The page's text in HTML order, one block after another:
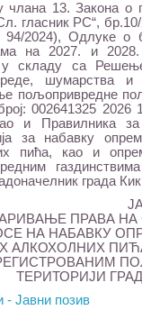
члана 13. Закона о
гласник РС“,
94/2024), Одлуке о
на 2027. и
у складу са
шумарства
пољопривредне
002641325
и Правилника
за набавку
пића, као и
града
ПРАВА
НА НАБАВКУ
АЛКОХОЛНИХ
ТЕРИТОРИЈИ
- Јавни позив